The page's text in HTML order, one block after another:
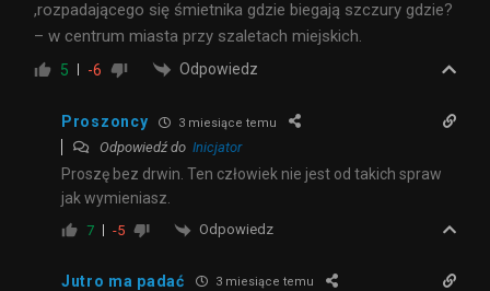
,rozpadającego się śmietnika gdzie biegają szczury gdzie?
– w centrum miasta przy szaletach miejskich.
5 -6 Odpowiedz
Proszoncy 3 miesiące temu
Odpowiedź do Inicjator
Proszę bez drwin. Ten człowiek nie jest od takich spraw
jak wymieniasz.
7 -5 Odpowiedz
Jutro ma padać 3 miesiące temu